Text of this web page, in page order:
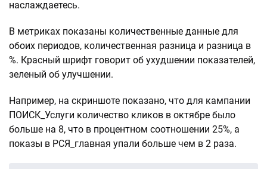
наслаждаетесь.
В метриках показаны количественные данные для
обоих периодов, количественная разница и разница в
%. Красный шрифт говорит об ухудшении показателей,
зеленый об улучшении.
Например, на скриншоте показано, что для кампании
ПОИСК_Услуги количество кликов в октябре было
больше на 8, что в процентном соотношении 25%, а
показы в РСЯ_главная упали больше чем в 2 раза.